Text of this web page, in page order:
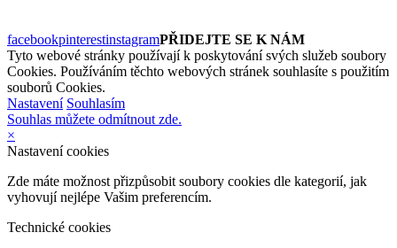
facebookpinterestinstagramPŘIDEJTE SE K NÁM
Tyto webové stránky používají k poskytování svých služeb soubory
Cookies. Používáním těchto webových stránek souhlasíte s použitím
souborů Cookies.
Nastavení Souhlasím
Souhlas můžete odmítnout zde.
×
Nastavení cookies
Zde máte možnost přizpůsobit soubory cookies dle kategorií, jak
vyhovují nejlépe Vašim preferencím.
Technické cookies